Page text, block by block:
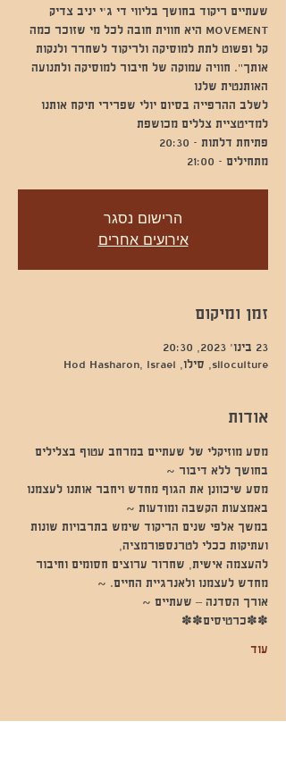
MOVEMENT היא חווית חובה לכל מי שזוכר כמה
קל ופשוט לתת למוסיקה ולריקוד לשחרר ולנקות
אותך". חוויה עמוקה של חיבור למוסיקה ולתנועה
לשלב ההרפייה בסיום יולי שפרירי תיקח אותנו
מתחילים - 21:00
הרישום נסגר
אירועים אחרים
זמן ומיקום
23 בינו׳ 2023, 20:30
siloculture, סילו, Hod Hasharon, Israel
אודות
מסע מוזיקלי של שעתיים במרחב עטוף בצלילים
בחושך ללא דיבור ~
מסע שיכוונן את הגוף מחדש ויחבר אותנו לעצמנו
באמצעות הקשבה ומודעות ~
במשך אלפי שנים הריקוד שימש בתרבויות שונות
ועתיקות ככלי לטרנספורמציה,
להעצמה אישית, שחרור ערוצים חסומים וחיבור
מחדש לעצמנו ולאנרגיית החיים. ~
אורך הסדנה – שעתיים ~
✽✽כרטיסים✽✽
עוד